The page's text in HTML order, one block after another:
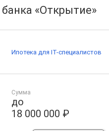
«Открытие»
Сумма
до
18 000 000 ₽
Ипотека для IT-специалистов